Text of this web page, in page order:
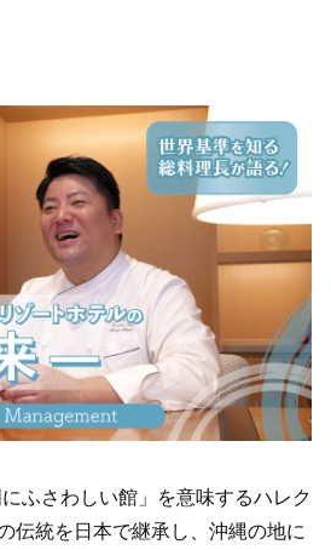
ふさわしい館」を意味するハレク
伝統を日本で継承し、沖縄の地に